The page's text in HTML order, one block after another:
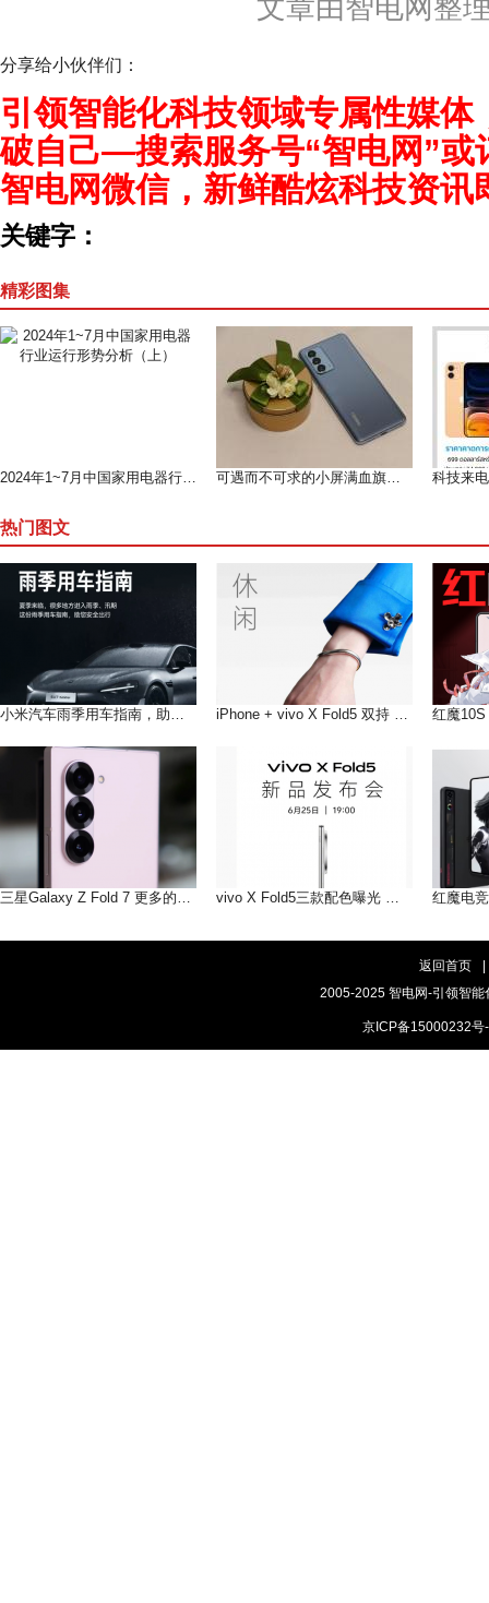
文章由智电网整
分享给小伙伴们：
引领智能化科技领域专属性媒
破自己—搜索服务号“智电网”或
智电网微信，新鲜酷炫科技资讯
关键字：
精彩图集
2024年1~7月中国家用电器行业运行形势分析（上） 可遇而不可求的小屏满血旗舰--魅族 18测评
热门图文
小米汽车雨季用车指南，助您在雨季安全出行 iPhone + vivo X Fold5 双持 以长补短互联互通双倍快乐!
三星Galaxy Z Fold 7 更多的AI即将到来 vivo X Fold5三款配色曝光 轻薄手感，和你好搭
返回首页
2005-2025 智电网-引领智
京ICP备15000232号